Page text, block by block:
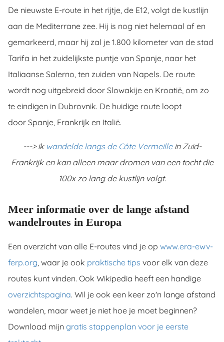
De nieuwste E-route in het rijtje, de E12, volgt de kustlijn
aan de Mediterrane zee. Hij is nog niet helemaal af en
gemarkeerd, maar hij zal je 1.800 kilometer van de stad
Tarifa in het zuidelijkste puntje van Spanje, naar het
Italiaanse Salerno, ten zuiden van Napels. De route
wordt nog uitgebreid door Slowakije en Kroatië, om zo
te eindigen in Dubrovnik. De huidige route loopt
door Spanje, Frankrijk en Italië.
---> ik wandelde langs de Côte Vermeillein Zuid-
Frankrijk en kan alleen maar dromen van een tocht die
100x zo lang de kustlijn volgt.
Meer informatie over de lange afstand
wandelroutes in Europa
Een overzicht van alle E-routes vind je op www.era-ewv-
ferp.org , waar je ook praktische tips voor elk van deze
routes kunt vinden. Ook Wikipedia heeft een handige
overzichtspagina. Wil je ook een keer zo'n lange afstand
wandelen, maar weet je niet hoe je moet beginnen?
Download mijn gratis stappenplan voor je eerste